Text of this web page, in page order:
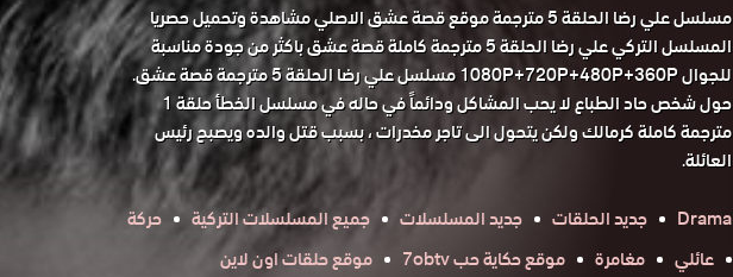
مسلسل علي رضا الحلقة 5 مترجمة موقع قصة عشق الاصلي مشاهدة وتحميل حصريا
المسلسل التركي علي رضا الحلقة 5 مترجمة كاملة قصة عشق باكثر من جودة مناسبة
للجوال 1080P+720P+480P+360P مسلسل علي رضا الحلقة 5 مترجمة قصة عشق.
حول شخص حاد الطباع لا يحب المشاكل ودائماً في حاله في مسلسل الخطأ حلقة 1
مترجمة كاملة كرمالك ولكن يتحول الى تاجر مخدرات ، بسبب قتل والده ويصبح رئيس
العائلة.
Drama
جديد الحلقات جديد المسلسلات جميع المسلسلات التركية
حركة
عائلي
مغامرة موقع حكاية حب 7obtv موقع حلقات اون لاين